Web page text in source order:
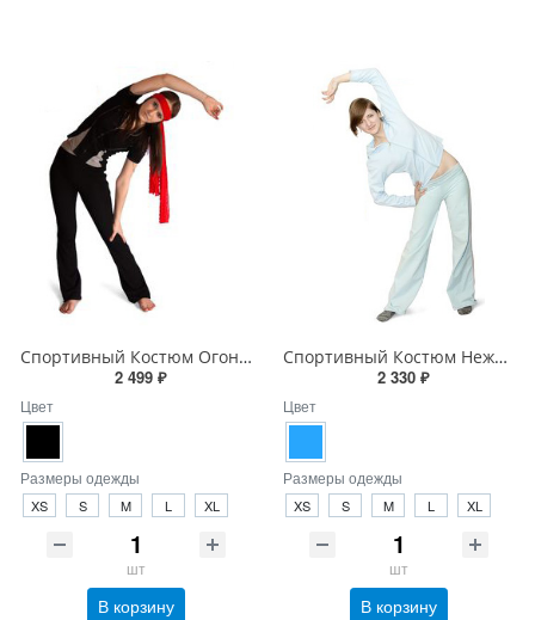
Спортивный Костюм Огонь в Ночи
2 499 ₽
Цвет
Размеры одежды
XS S M L XL
шт
В корзину
Спортивный Костюм Нежная Теплота
2 330 ₽
Цвет
Размеры одежды
XS S M L XL
шт
В корзину